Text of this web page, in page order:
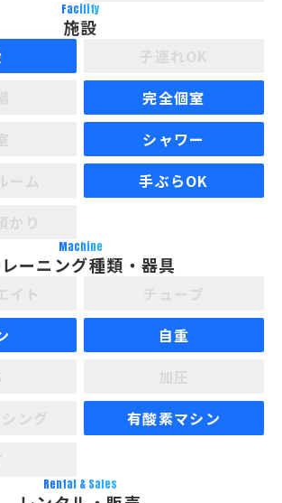
Facility
施設
完全個室
シャワー
手ぶらOK
Machine
レーニング種類・器具
自重
有酸素マシン
Rental & Sales